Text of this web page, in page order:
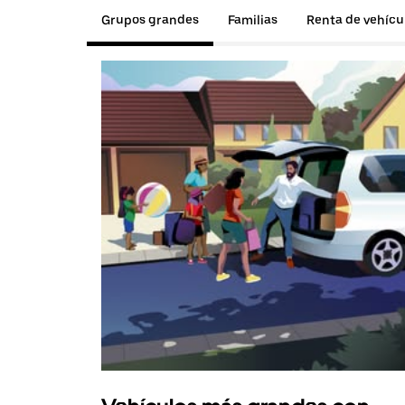
Grupos grandes Familias Renta de